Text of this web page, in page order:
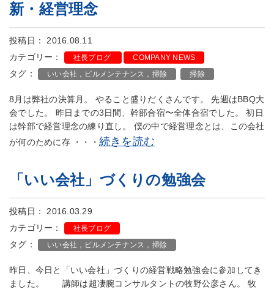
新・経営理念
投稿日： 2016.08.11
カテゴリー：
社長ブログ COMPANY NEWS
タグ： いい会社，ビルメンテナンス，掃除 掃除
8月は弊社の決算月。 やること盛りだくさんです。 先週はBBQ大
会でした。 昨日までの3日間、幹部合宿〜全体合宿でした。 初日
は幹部で経営理念の練り直し。 僕の中で経営理念とは、この会社
が何のために存 ・・・ 続きを読む
「いい会社」づくりの勉強会
投稿日： 2016.03.29
カテゴリー：
社長ブログ
タグ： いい会社，ビルメンテナンス，掃除
昨日、今日と「いい会社」づくりの経営戦略勉強会に参加してき
ました。 講師は超凄腕コンサルタントの牧野公彦さん。 牧